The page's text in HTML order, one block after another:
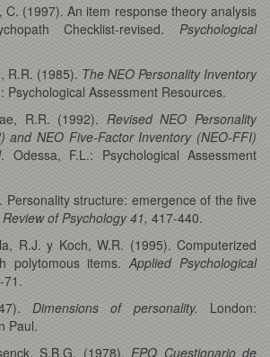
C. (1997). An item response theory analysis
Checklist-revised. Psychological
R.R. (1985). The NEO Personality Inventory
Psychological Assessment Resources.
R.R. (1992). Revised NEO Personality
and NEO Five-Factor Inventory (NEO-FFI)
. Odessa, F.L.: Psychological Assessment
Personality structure: emergence of the five
of Psychology 41, 417-440.
R.J. y Koch, W.R. (1995). Computerized
polytomous items.Applied Psychological
71.
Dimensions of personality. London:
Paul.
S.B.G. (1978). EPQ Cuestionario de